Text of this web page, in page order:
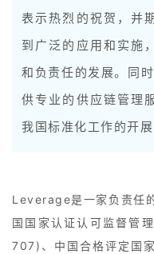
表示热烈的祝贺，并
到广泛的应用和实施
和负责任的发展。同
供专业的供应链管理
我国标准化工作的开展
Leverage是一家负责任
国国家认证认可监督管
707)、中国合格评定国